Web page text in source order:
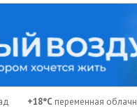
+18°C переменная